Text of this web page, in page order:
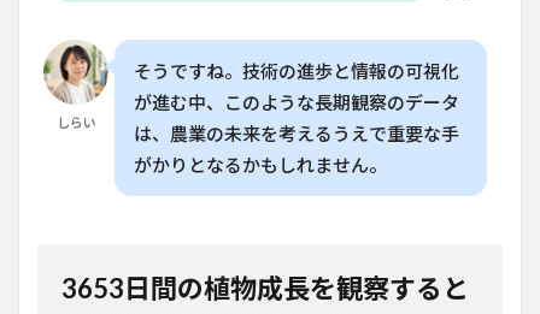
しらい
そうですね。技術の進歩と情報の可視化
が進む中、このような長期観察のデータ
は、農業の未来を考えるうえで重要な手
がかりとなるかもしれません。
3653日間の植物成長を観察すると